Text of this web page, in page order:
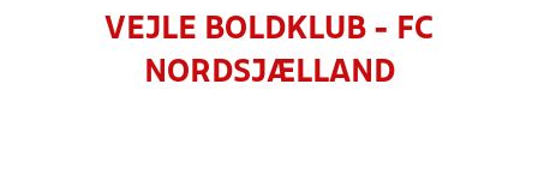
VEJLE BOLDKLUB - FC
NORDSJÆLLAND